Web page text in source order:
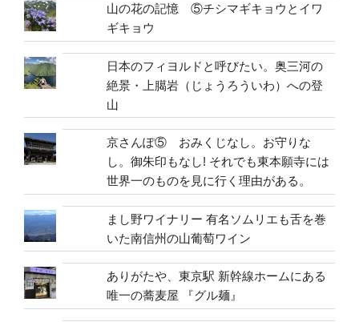
山の花の記憶 ⑤チシマギキョウとイワ
ギキョウ
日本のフィヨルドと呼びたい。奥三河の
絶景・上臈岩（じょうろういわ）への登
山
京さんぽ⑤ おみくじなし。お守りな
し。御朱印もなし! それでも東本願寺には
世界一のものを見に行く理由がある。
まし野ワイナリー 有名ソムリエも舌を巻
いた南信州の山葡萄ワイン
ありがたや、東京駅 新幹線ホームにある
唯一の蕎麦屋 『グル麺』